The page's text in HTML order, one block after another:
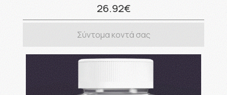
26.92€
Σύντομα κοντά σας